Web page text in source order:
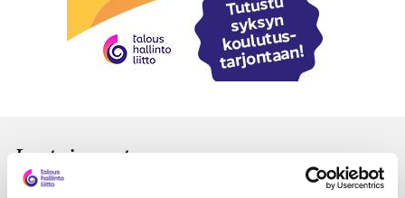
Luetuimmat
VEROTUS